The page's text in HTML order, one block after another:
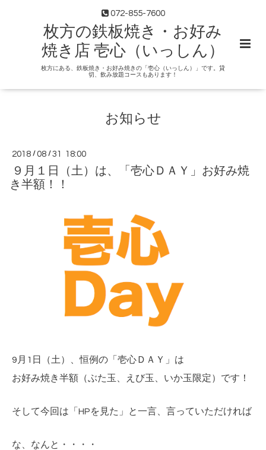
072-855-7600
枚方の鉄板焼き・お好み
焼き店 壱心（いっしん）
枚方にある、鉄板焼き・お好み焼きの「壱心（いっしん）」です。貸
切、飲み放題コースもあります！
お知らせ
2018 /08 /31 18:00
９月１日（土）は、「壱心ＤＡＹ」お好み焼
き半額！！
9月1日（土）、恒例の「壱心ＤＡＹ」は
お好み焼き半額（ぶた玉、えび玉、いか玉限定）です！
そして今回は「HPを見た」と一言、言っていただければ
な、なんと・・・・